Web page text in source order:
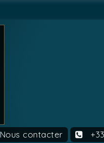
Nous contacter